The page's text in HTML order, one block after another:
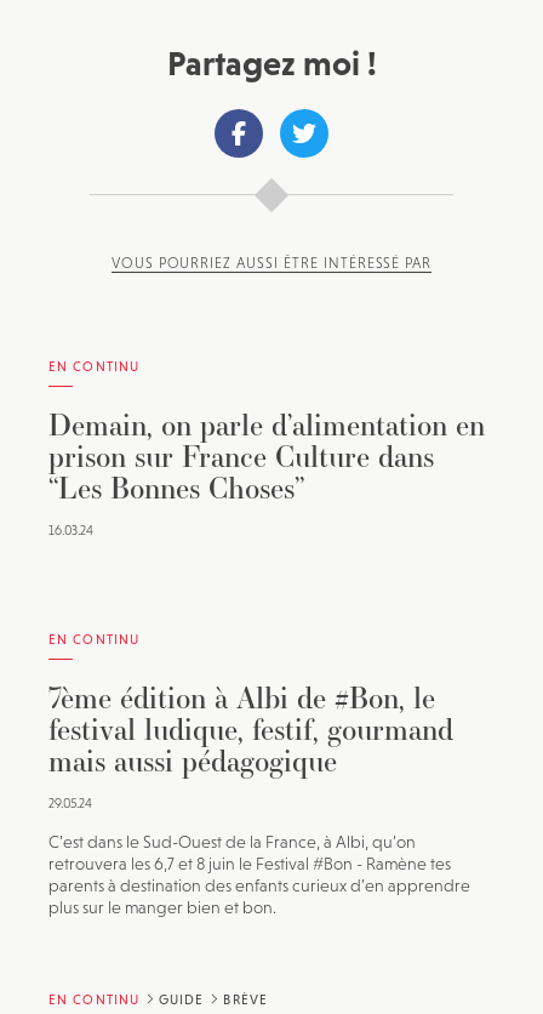
Partagez moi !
VOUS POURRIEZ AUSSI ÊTRE INTÉRESSÉ PAR
EN CONTINU
Demain, on parle d’alimentation en
prison sur France Culture dans
“Les Bonnes Choses”
16.03.24
EN CONTINU
7ème édition à Albi de #Bon, le
festival ludique, festif, gourmand
mais aussi pédagogique
29.05.24
C’est dans le Sud-Ouest de la France, à Albi, qu’on
retrouvera les 6,7 et 8 juin le Festival #Bon - Ramène tes
parents à destination des enfants curieux d’en apprendre
plus sur le manger bien et bon.
EN CONTINU GUIDE BRÈVE